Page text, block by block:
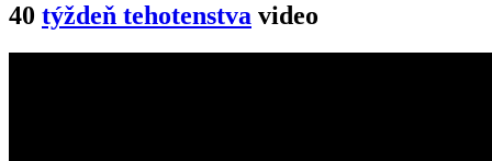
40 týždeň tehotenstva video